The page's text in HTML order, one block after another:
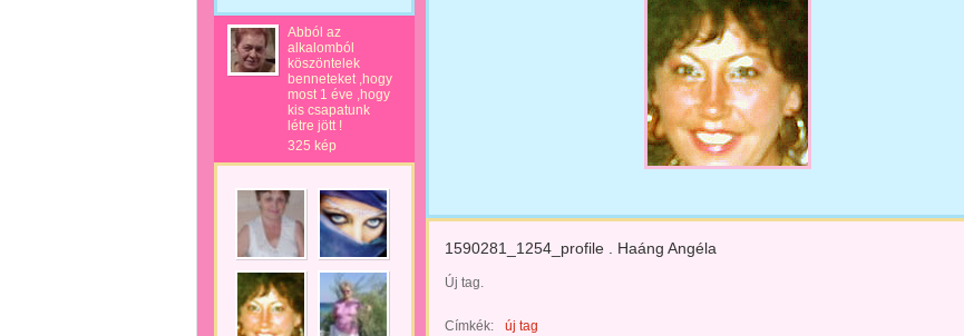
Abból az
alkalomból
köszöntelek
benneteket ,hogy
most 1 éve ,hogy
kis csapatunk
létre jött !
325 kép
1590281_1254_profile . Haáng Angéla
Új tag.
Címkék:
új tag